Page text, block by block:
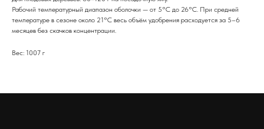
Рабочий температурный диапазон оболочки — от 5°C до 26°C. При средней
температуре в сезоне около 21°C весь объём удобрения расходуется за 5–6
месяцев без скачков концентрации.
Вес: 1007 г